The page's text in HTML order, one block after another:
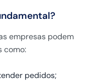
empresas podem
como:
pedidos;